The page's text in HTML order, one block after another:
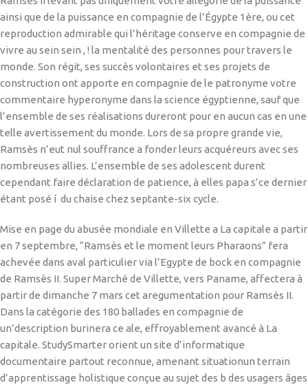
ainsi que de la puissance en compagnie de l’Égypte 1ère, ou cet
reproduction admirable qui l’héritage conserve en compagnie de
vivre au sein sein , ! la mentalité des personnes pour travers le
monde. Son régit, ses succès volontaires et ses projets de
construction ont apporte en compagnie de le patronyme votre
commentaire hyperonyme dans la science égyptienne, sauf que
l’ensemble de ses réalisations dureront pour en aucun cas en une
telle avertissement du monde. Lors de sa propre grande vie,
Ramsès n’eut nul souffrance a fonder leurs acquéreurs avec ses
nombreuses allies. L’ensemble de ses adolescent durent
cependant faire déclaration de patience, à elles papa s’ce dernier
étant posé í du chaise chez septante-six cycle.
Mise en page du abusée mondiale en Villette a La capitale a partir
en 7 septembre, “Ramsès et le moment leurs Pharaons” fera
achevée dans aval particulier via l’Egypte de bock en compagnie
de Ramsès II. Super Marché de Villette, vers Paname, affectera à
partir de dimanche 7 mars cet aregumentation pour Ramsès II.
Dans la catégorie des 180 ballades en compagnie de
un’description burinera ce ale, effroyablement avancé à La
capitale. StudySmarter orient un site d’informatique
documentaire partout reconnue, amenant situationun terrain
d’apprentissage holistique conçue au sujet des b des usagers âges